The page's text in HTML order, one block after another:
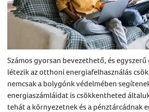
Számos gyorsan bevezethető, és
létezik az otthoni energiafelhasználás
nemcsak a bolygónk védelmében
energiaszámláidat is csökkentheted
tehát a környezetnek és a pénztárcádnak